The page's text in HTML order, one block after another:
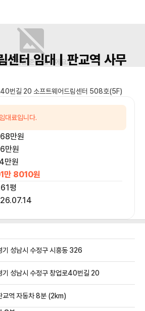
물 사진을 준비 중이에요.
센터임대 | 판교역 사무
40번길 20 소프트웨어드림센터 508호(5F)
대료입니다.
만원
만원
만원
만 8010원
평
기 성남시 수정구 시흥동 326
기 성남시 수정구 창업로40번길 20
교역 자동차 8분 (2km)